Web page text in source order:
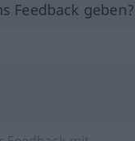
Feedback